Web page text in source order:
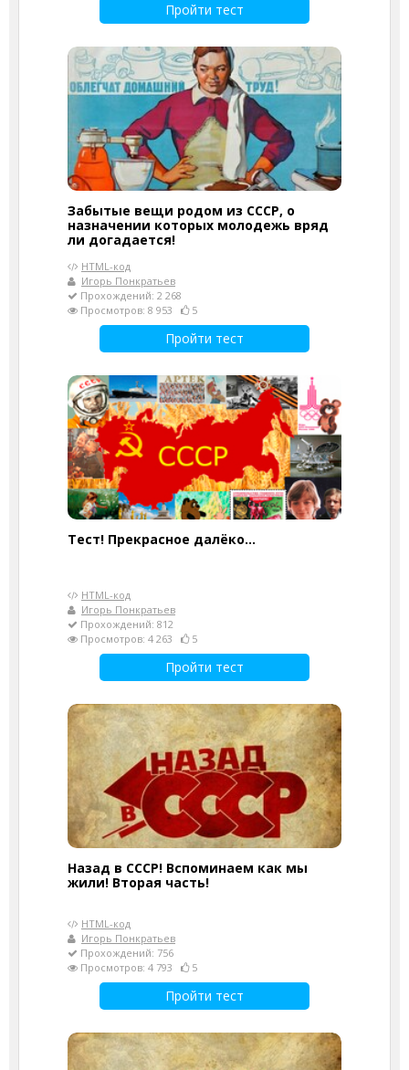
Пройти тест
Забытые вещи родом из СССР, о
назначении которых молодежь вряд
ли догадается!
HTML-код
Игорь Понкратьев
Прохождений: 2 268
Просмотров: 8 953
5
Пройти тест
Тест! Прекрасное далёко...
HTML-код
Игорь Понкратьев
Прохождений: 812
Просмотров: 4 263
5
Пройти тест
Назад в СССР! Вспоминаем как мы
жили! Вторая часть!
HTML-код
Игорь Понкратьев
Прохождений: 756
Просмотров: 4 793
5
Пройти тест